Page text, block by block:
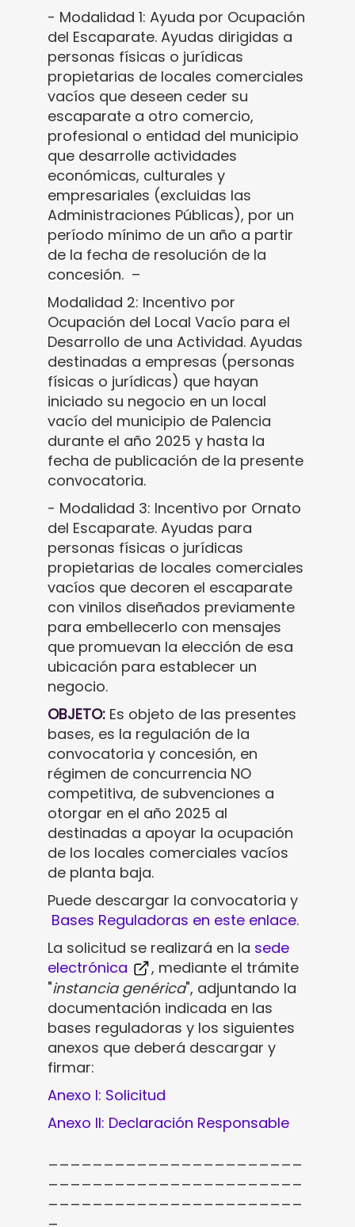
- Modalidad 1: Ayuda por Ocupación
del Escaparate. Ayudas dirigidas a
personas físicas o jurídicas
propietarias de locales comerciales
vacíos que deseen ceder su
escaparate a otro comercio,
profesional o entidad del municipio
que desarrolle actividades
económicas, culturales y
empresariales (excluidas las
Administraciones Públicas), por un
período mínimo de un año a partir
de la fecha de resolución de la
concesión. –
Modalidad 2: Incentivo por
Ocupación del Local Vacío para el
Desarrollo de una Actividad. Ayudas
destinadas a empresas (personas
físicas o jurídicas) que hayan
iniciado su negocio en un local
vacío del municipio de Palencia
durante el año 2025 y hasta la
fecha de publicación de la presente
convocatoria.
- Modalidad 3: Incentivo por Ornato
del Escaparate. Ayudas para
personas físicas o jurídicas
propietarias de locales comerciales
vacíos que decoren el escaparate
con vinilos diseñados previamente
para embellecerlo con mensajes
que promuevan la elección de esa
ubicación para establecer un
negocio.
OBJETO: Es objeto de las presentes
bases, es la regulación de la
convocatoria y concesión, en
régimen de concurrencia NO
competitiva, de subvenciones a
otorgar en el año 2025 al
destinadas a apoyar la ocupación
de los locales comerciales vacíos
de planta baja.
Puede descargar la convocatoria y
Bases Reguladoras en este enlace.
La solicitud se realizará en la sede
electrónica
, mediante el trámite
"instancia genérica", adjuntando la
documentación indicada en las
bases reguladoras y los siguientes
anexos que deberá descargar y
firmar:
Anexo I: Solicitud
Anexo II: Declaración Responsable
_______________________
_______________________
_______________________
_